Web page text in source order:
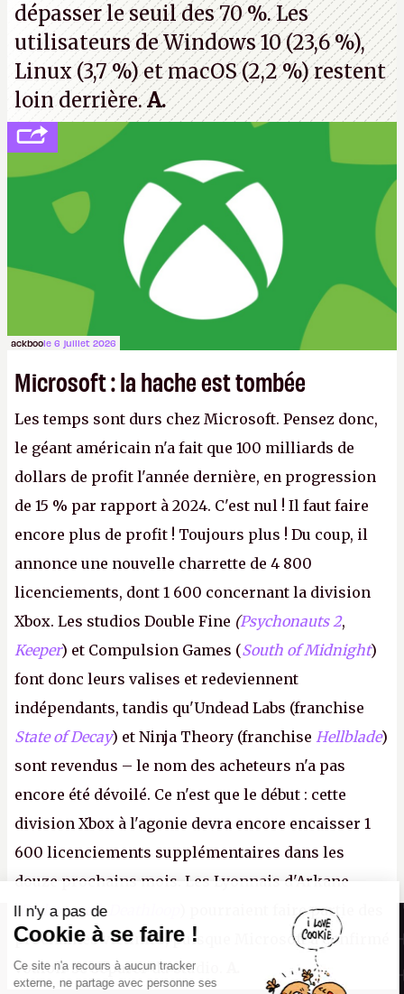
dépasser le seuil des 70 %. Les
utilisateurs de Windows 10 (23,6 %),
Linux (3,7 %) et macOS (2,2 %) restent
loin derrière.A.
ackboole 6 juillet 2026
Microsoft : la hache est tombée
Les temps sont durs chez Microsoft. Pensez donc,
le géant américain n'a fait que 100 milliards de
dollars de profit l'année dernière, en progression
de 15 % par rapport à 2024. C'est nul ! Il faut faire
encore plus de profit ! Toujours plus ! Du coup, il
annonce une nouvelle charrette de 4 800
licenciements, dont 1 600 concernant la division
Xbox. Les studios Double Fine (Psychonauts 2,
Keeper) et Compulsion Games (South of Midnight)
font donc leurs valises et redeviennent
indépendants, tandis qu'Undead Labs (franchise
State of Decay) et Ninja Theory (franchise Hellblade)
sont revendus – le nom des acheteurs n'a pas
encore été dévoilé. Ce n'est que le début : cette
division Xbox à l'agonie devra encore encaisser 1
600 licenciements supplémentaires dans les
douze prochains mois. Les Lyonnais d'Arkane
(Dishonored,
) pourraient faire partie des
prochaines victimes, puisque Microsoft a confirmé
vouloir se séparer du studio.
Canard PC
Kiosque numérique
Boutique
Il n'y a pas de
Cookie à se faire !
Ce site n'a recours à aucun tracker
externe, ne partage avec personne ses